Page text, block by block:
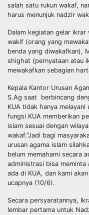
salah satu rukun wakaf,
harus menunjuk nadzir
Dalam kegiatan gelar
wakif (orang yang
benda yang diwakafkan),
shighat (pernyataan atau
mewakafkan sebagian
Kepala Kantor Urusan
S.Ag saat berbincang
KUA tidak hanya melayani
fungsi KUA memberikan
islam sesuai dengan
wakaf.”Jadi bagi
urusan agama islam
belum memahami secara
administrasi bisa meminta
ada di KUA, dan kami
ucapnya (10/6).
Secara persyaratannya,
lembar pertama untuk